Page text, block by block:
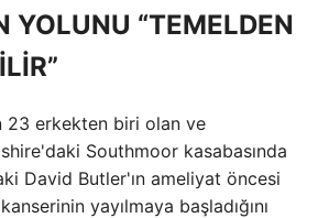
YOLUNU “TEMELDEN
23 erkekten biri olan ve
Southmoor kasabasında
David Butler'ın ameliyat öncesi
yayılmaya başladığını